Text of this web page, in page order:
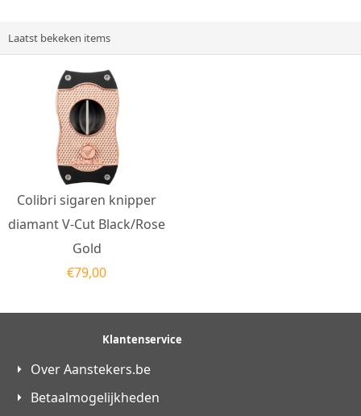
Laatst bekeken items
Colibri sigaren knipper
diamant V-Cut Black/Rose
Gold
€79,00
Klantenservice
Over Aanstekers.be
Betaalmogelijkheden